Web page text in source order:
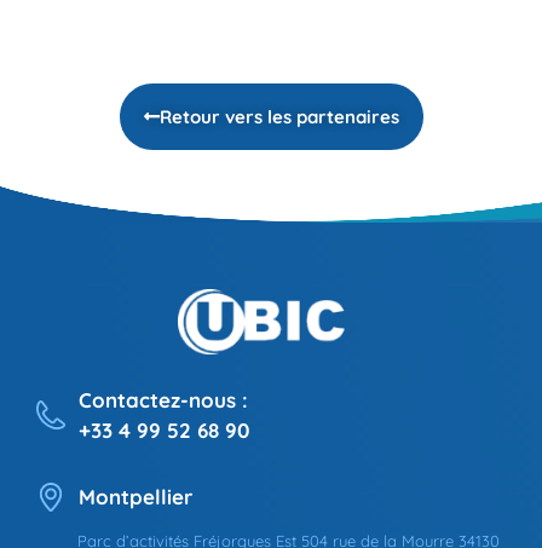
Retour vers les partenaires
Contactez-nous :
+33 4 99 52 68 90
Montpellier
Parc d’activités Fréjorgues Est 504 rue de la Mourre 34130